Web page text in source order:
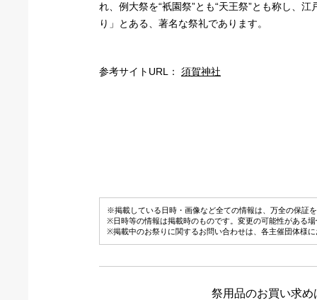
れ、例大祭を“衹園祭”とも“天王祭”とも称し、
り」とある、著名な祭礼であります。
参考サイトURL： 須賀神社
※掲載している日時・画像など全ての情報は、万全の保証
※日時等の情報は掲載時のものです。変更の可能性がある
※掲載中のお祭りに関するお問い合わせは、各主催団体様
祭用品のお買い求